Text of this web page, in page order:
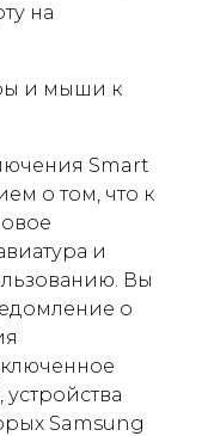
на
Smart
о том, что к
и
Вы
о
Samsung